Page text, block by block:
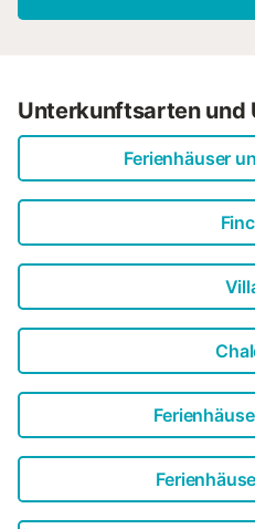
Unterkunftsarten und
Ferienhäuser